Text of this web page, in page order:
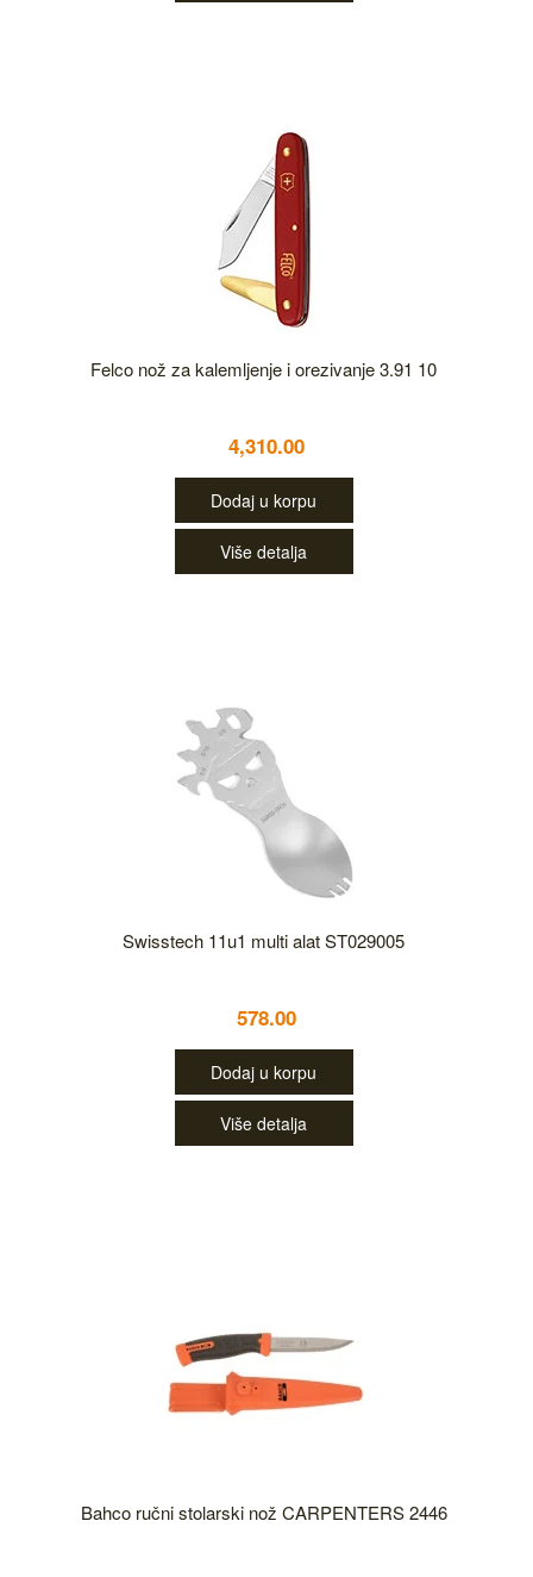
Felco nož za kalemljenje i orezivanje 3.91 10
4,310.00
Dodaj u korpu
Više detalja
Swisstech 11u1 multi alat ST029005
578.00
Dodaj u korpu
Više detalja
Bahco ručni stolarski nož CARPENTERS 2446